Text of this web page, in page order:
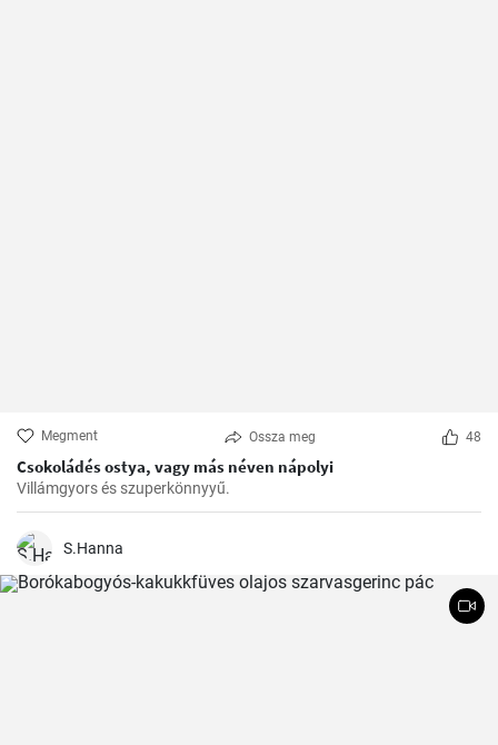
Megment Ossza meg 48
Csokoládés ostya, vagy más néven nápolyi
Villámgyors és szuperkönnyyű.
S.Hanna